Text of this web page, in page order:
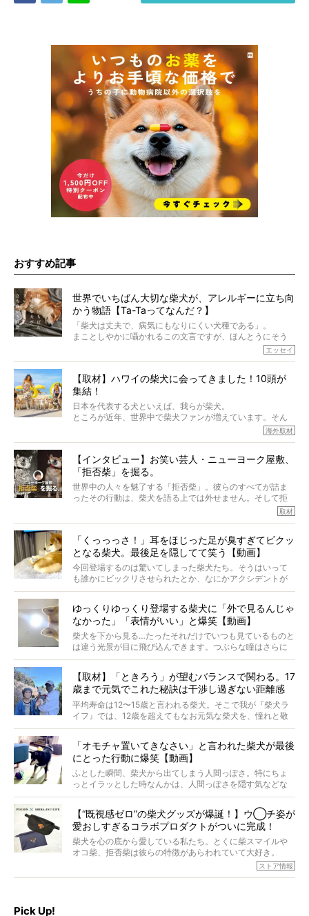
おすすめ記事
世界でいちばん大切な柴犬が、アレルギーに立ち向
かう物語【Ta-Taってなんだ？】
「柴犬は丈夫で、病気にもなりにくい犬種である」。
まことしやかに囁かれるこの文言ですが、ほんとうにそう
でも、いざそれぞれの個体を見ていくと、丈夫で病気にも
なりにくい、とは言えないような気もするのです。
実際に「病気にならない」などということはないし、飼い
主はそのためにやるべきことがある。
今回は、柴犬に関わる方たちすべてに読んで欲しい、ある
語でした。
※文章はご本人の了承を得て編集しています
※画像はすべてイメージです
※この記事は個人の感想であり、効果・効能を示すものではありません
エッセイ
【取材】ハワイの柴犬に会ってきました！10頭が
集結！
日本を代表する犬といえば、我らが柴犬。
ところが近年、世界中で柴犬ファンが増えています。そん
な中「柴犬ライフ」が目をつけたのは、南の楽園ハワイ。
そんな噂を聞きつけ、今回はハワイの柴犬たちを取材して
きました！
海外取材
【インタビュー】お笑い芸人・ニューヨーク屋敷、
「拒否柴」を掘る。
世界中の人々を魅了する「拒否柴」。彼らのすべてが詰ま
ったその行動は、柴犬を語る上では外せません。そして拒
否柴がここまで話題になるのは、“映える”ことも理由のひと
がるのでしょうか。
最近版画製作を始めた、お笑いコンビ「ニューヨーク」の
屋敷裕政さんに、拒否柴を掘っていただきました！ イン
タビューと合わせてご覧ください。
取材
「くっっっさ！」耳をほじった足が臭すぎてビクッ
となる柴犬。最後足を隠してて笑う【動画】
今回登場するのは驚いてしまった柴犬たち。そうはいって
も誰かにビックリさせられたとか、なにかアクシデントが
起きたとか、そういうことが原因ではありません。全ての
ゆっくりゆっくり登場する柴犬に「外で見るんじゃ
なかった」「表情がいい」と爆笑【動画】
柴犬を下から見る…たったそれだけでいつも見ているものと
は違う光景が目に飛び込んできます。つぶらな瞳はさらに
つぶらに見え、モフモフのお顔はさらにモフモフに見えま
【取材】「ときろう」が望むバランスで関わる。17
歳まで元気でこれた秘訣は干渉し過ぎない距離感
#38ときろう
平均寿命は12〜15歳と言われる柴犬。そこで我が『柴犬ラ
イフ』では、12歳を超えてもなお元気な柴犬を、憧れと敬
意を込めて“レジェンド柴”と呼んでいます。 この特集で
ォーカスし、その元気の秘訣や、老犬と暮らすうえで大切
だと思うことを、オーナーさんに語っていただきます。今
回登場してくれたのは、17歳のときろうくん。小さい頃か
ら食が細かったため、何でも食べさせてきたということで
「オモチャ置いてきなさい」と言われた柴犬が最後
にとった行動に爆笑【動画】
ふとした瞬間、柴犬から出てしまう人間っぽさ。特にちょ
っとイラッとした時なんかは、人間っぽさを隠す気などな
いように見えます。もしかして本当の本当は、中身は人間
【“既視感ゼロ”の柴犬グッズが爆誕！】ウ◯チ姿が
愛おしすぎるコラボプロダクトがついに完成！
柴犬を心の底から愛している私たち。とくに柴スマイルや
オコ柴、拒否柴は彼らの特徴があらわれていて大好き。
でもちょっと待て…もうひとつ、忘れてはならない愛おしい
ストア情報
Pick Up!